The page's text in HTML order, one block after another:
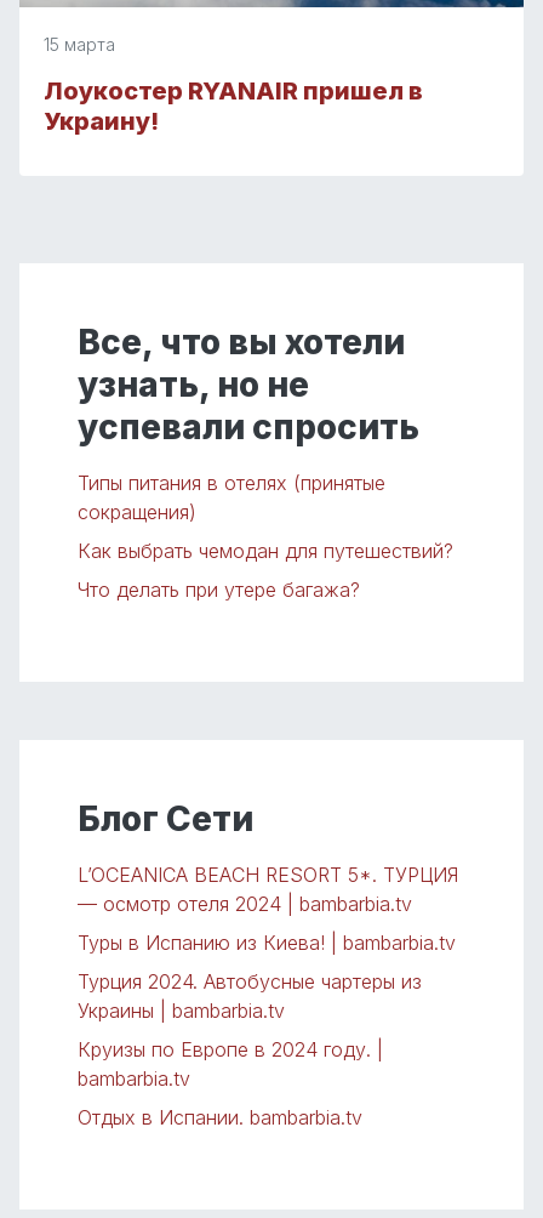
15 марта
Лоукостер RYANAIR пришел в
Украину!
Все, что вы хотели
узнать, но не
успевали спросить
Типы питания в отелях (принятые
сокращения)
Как выбрать чемодан для путешествий?
Что делать при утере багажа?
Блог Сети
L’OCEANICA BEACH RESORT 5*. ТУРЦИЯ
— осмотр отеля 2024 | bambarbia.tv
Туры в Испанию из Киева! | bambarbia.tv
Турция 2024. Автобусные чартеры из
Украины | bambarbia.tv
Круизы по Европе в 2024 году. |
bambarbia.tv
Отдых в Испании. bambarbia.tv